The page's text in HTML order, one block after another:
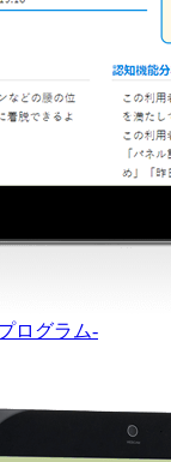
ログラム-